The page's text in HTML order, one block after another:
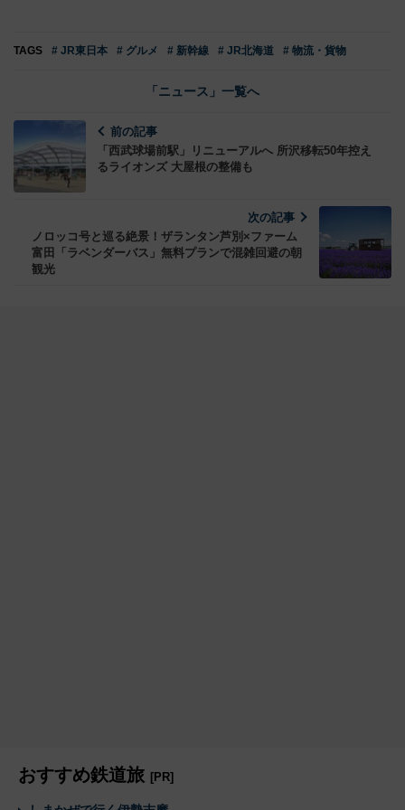
TAGS # JR東日本 # グルメ # 新幹線 # JR北海道 # 物流・貨物
「ニュース」一覧へ
前の記事
「西武球場前駅」リニューアルへ 所沢移転50年控え
るライオンズ 大屋根の整備も
次の記事
ノロッコ号と巡る絶景！ザランタン芦別×ファーム
富田「ラベンダーバス」無料プランで混雑回避の朝
観光
おすすめ鉄道旅 [PR]